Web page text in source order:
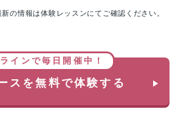
の情報は体験レッスンにてご確認ください。
インで毎日開催中！
スを無料で体験する